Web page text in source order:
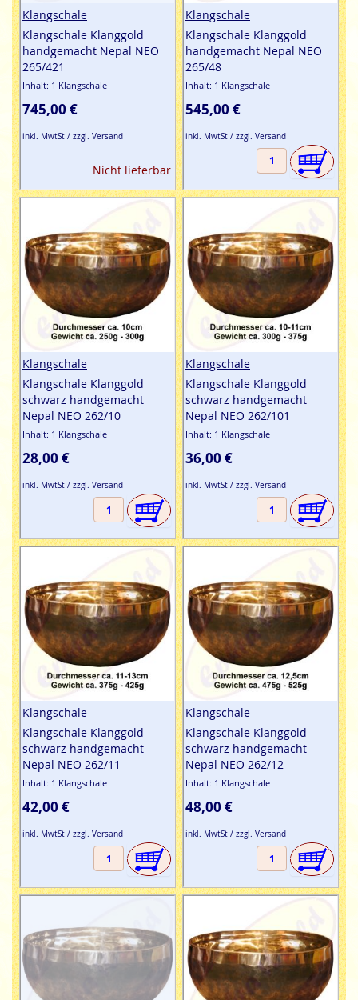
Klangschale
Klangschale Klanggold
handgemacht Nepal NEO
265/421
Inhalt: 1 Klangschale
745,00 €
inkl. MwtSt / zzgl. Versand
Nicht lieferbar
Klangschale
Klangschale Klanggold
handgemacht Nepal NEO
265/48
Inhalt: 1 Klangschale
545,00 €
inkl. MwtSt / zzgl. Versand
Klangschale
Klangschale Klanggold
schwarz handgemacht
Nepal NEO 262/10
Inhalt: 1 Klangschale
28,00 €
inkl. MwtSt / zzgl. Versand
Klangschale
Klangschale Klanggold
schwarz handgemacht
Nepal NEO 262/101
Inhalt: 1 Klangschale
36,00 €
inkl. MwtSt / zzgl. Versand
Klangschale
Klangschale Klanggold
schwarz handgemacht
Nepal NEO 262/11
Inhalt: 1 Klangschale
42,00 €
inkl. MwtSt / zzgl. Versand
Klangschale
Klangschale Klanggold
schwarz handgemacht
Nepal NEO 262/12
Inhalt: 1 Klangschale
48,00 €
inkl. MwtSt / zzgl. Versand